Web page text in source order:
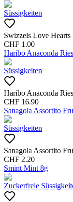
Süssigkeiten
Swizzels Love Hearts
CHF 1.00
Haribo Anaconda
Süssigkeiten
Haribo Anaconda
CHF 16.90
Sanagola Assortito
Süssigkeiten
Sanagola Assortito
CHF 2.20
Smint Mint 8g
Zuckerfreie